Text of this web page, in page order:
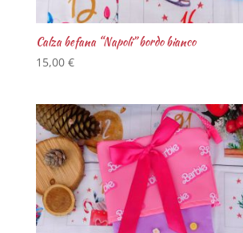
Calza befana “Napoli” bordo bianco
15,00 €